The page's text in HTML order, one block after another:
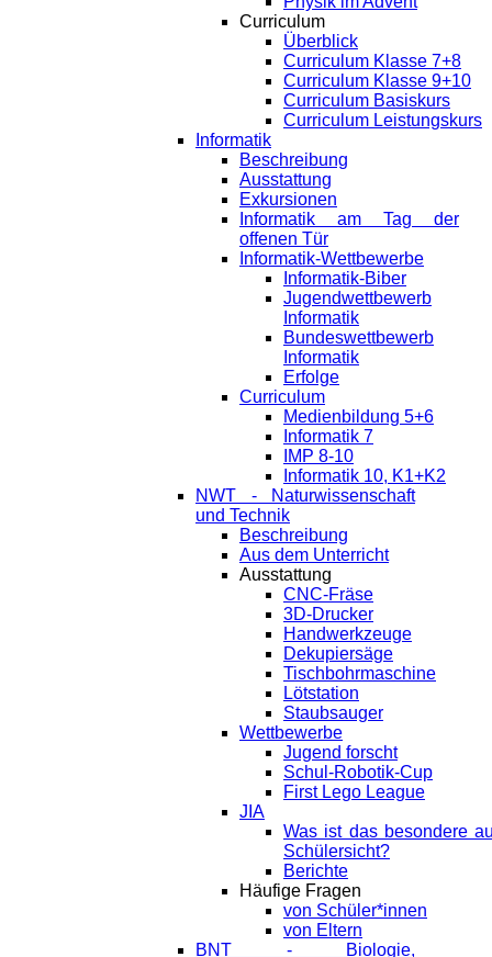
Curriculum
Überblick
Curriculum Klasse 7+8
Curriculum Klasse 9+10
Curriculum Basiskurs
Curriculum Leistungskurs
Informatik
Beschreibung
Ausstattung
Exkursionen
Informatik am Tag der
offenen Tür
Informatik-Wettbewerbe
Informatik-Biber
Jugendwettbewerb
Informatik
Bundeswettbewerb
Informatik
Erfolge
Curriculum
Medienbildung 5+6
Informatik 7
IMP 8-10
Informatik 10, K1+K2
NWT - Naturwissenschaft
und Technik
Beschreibung
Aus dem Unterricht
Ausstattung
CNC-Fräse
3D-Drucker
Handwerkzeuge
Dekupiersäge
Tischbohrmaschine
Lötstation
Staubsauger
Wettbewerbe
Jugend forscht
Schul-Robotik-Cup
First Lego League
JIA
Was ist das besondere
Schülersicht?
Berichte
Häufige Fragen
von Schüler*innen
von Eltern
BNT - Biologie,